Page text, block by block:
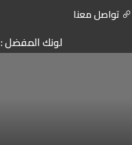
تواصل معنا
لونك المفضل :